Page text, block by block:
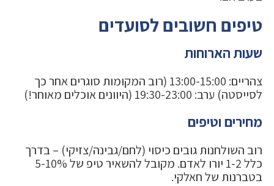
טיפים חשובים לסועדים
שעות הארוחות
צהריים: 13:00-15:00 (רוב המקומות סוגרים אחר כך
לסייסטה) ערב: 19:30-23:00 (היוונים אוכלים מאוחר!)
מחירים וטיפים
רוב השולחנות גובים כיסוי (לחם/גבינה/צזיקי) – בדרך
כלל 1-2 יורו לאדם. מקובל להשאיר טיפ של 5-10%
בטברנות של חאלקי.